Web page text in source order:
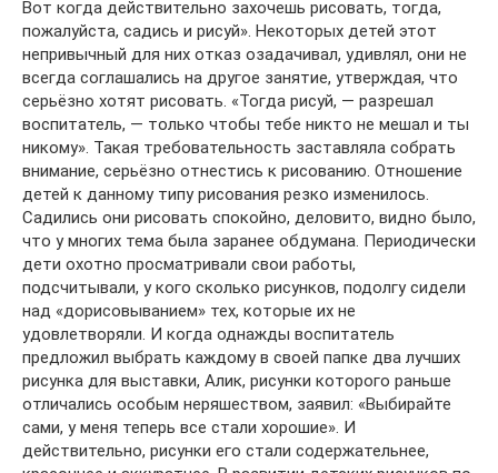
Вот когда действительно захочешь рисовать, тогда,
пожалуйста, садись и рисуй». Некоторых детей этот
непривычный для них отказ озадачивал, удивлял, они не
всегда соглашались на другое занятие, утверждая, что
серьёзно хотят рисовать. «Тогда рисуй, — разрешал
воспитатель, — только чтобы тебе никто не мешал и ты
никому». Такая требовательность заставляла собрать
внимание, серьёзно отнестись к рисованию. Отношение
детей к данному типу рисования резко изменилось.
Садились они рисовать спокойно, деловито, видно было,
что у многих тема была заранее обдумана. Периодически
дети охотно просматривали свои работы,
подсчитывали, у кого сколько рисунков, подолгу сидели
над «дорисовыванием» тех, которые их не
удовлетворяли. И когда однажды воспитатель
предложил выбрать каждому в своей папке два лучших
рисунка для выставки, Алик, рисунки которого раньше
отличались особым неряшеством, заявил: «Выбирайте
сами, у меня теперь все стали хорошие». И
действительно, рисунки его стали содержательнее,